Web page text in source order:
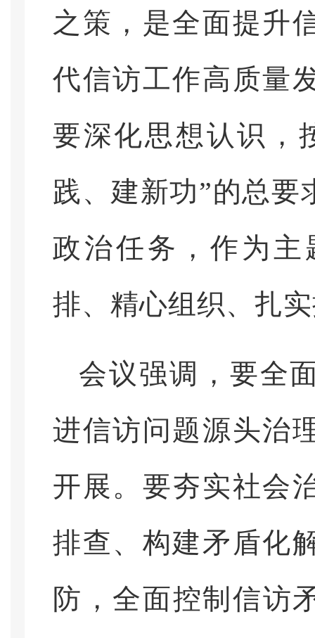
之策，是全面提升
代信访工作高质量
要深化思想认识，
践、建新功”的总
政治任务，作为
排、精心组织、扎
会议强调，要全
进信访问题源头治
开展。要夯实社会
排查、构建矛盾化
防，全面控制信访